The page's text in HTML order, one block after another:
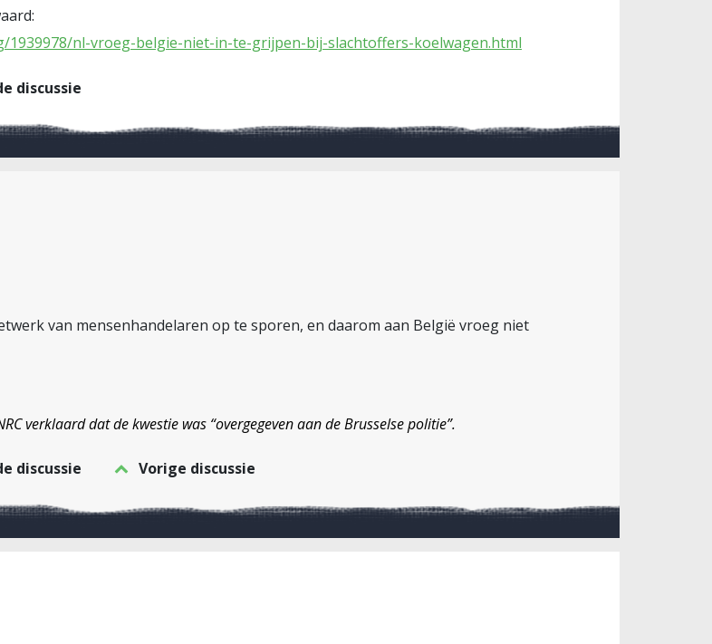
1939978/nl-vroeg-belgie-niet-in-te-grijpen-bij-slachtoffers-koelwagen.html
discussie
van mensenhandelaren op te sporen, en daarom aan België vroeg niet
verklaard dat de kwestie was “overgegeven aan de Brusselse politie”.
discussie Vorige discussie